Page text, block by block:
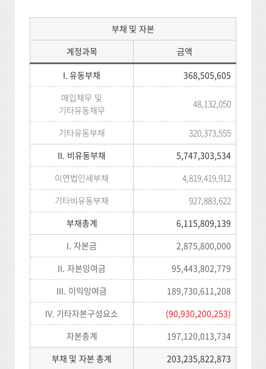
부채 및 자본
계정과목
금액
부채 및 자본 총계 203,235,822,873
I. 유동부채
368,505,605
매입채무 및
기타유동채무
48,132,050
기타유동부채
320,373,555
II. 비유동부채
5,747,303,534
이연법인세부채
4,819,419,912
기타비유동부채
927,883,622
부채총계
6,115,809,139
I. 자본금
2,875,800,000
II. 자본잉여금
95,443,802,779
III. 이익잉여금
189,730,611,208
IV. 기타자본구성요소
(90,930,200,253)
자본총계
197,120,013,734